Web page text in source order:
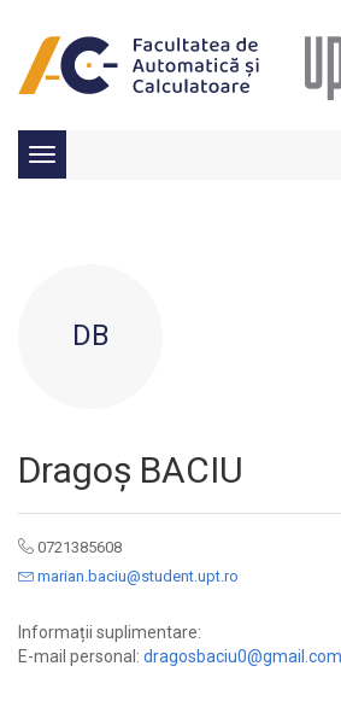
Toggle
navigation
DB
Dragoș BACIU
0721385608
marian.baciu@student.upt.ro
Informații suplimentare:
E-mail personal: dragosbaciu0@gmail.com